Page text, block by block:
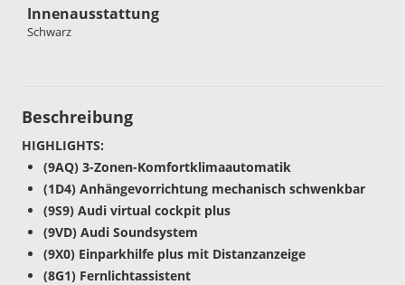
Innenausstattung
Schwarz
Beschreibung
HIGHLIGHTS:
(9AQ) 3-Zonen-Komfortklimaautomatik
(1D4) Anhängevorrichtung mechanisch schwenkbar
(9S9) Audi virtual cockpit plus
(9VD) Audi Soundsystem
(9X0) Einparkhilfe plus mit Distanzanzeige
(8G1) Fernlichtassistent